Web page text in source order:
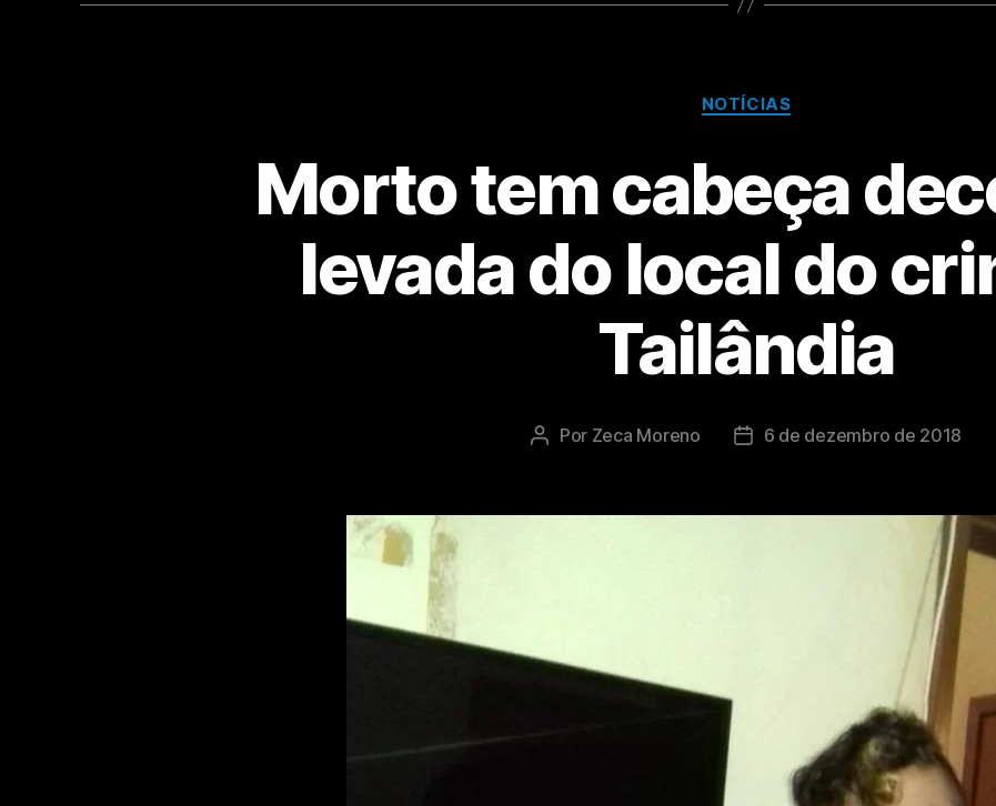
NOTÍCIAS
Morto tem cabeça
levada do local do
Tailândia
Por Zeca Moreno 6 de dezembro de 2018